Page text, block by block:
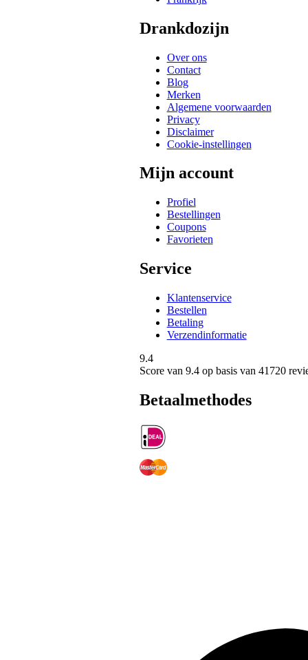
Drankdozijn
Over ons
Contact
Blog
Merken
Algemene voorwaarden
Privacy
Disclaimer
Cookie-instellingen
Mijn account
Profiel
Bestellingen
Coupons
Favorieten
Service
Klantenservice
Bestellen
Betaling
Verzendinformatie
9.4
Score van 9.4op basis van 41720
Betaalmethodes